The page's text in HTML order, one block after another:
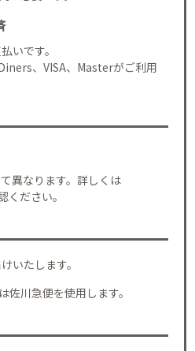
いです。
、VISA、Masterがご利用
異なります。詳しくは
ください。
いたします。
川急便を使用します。